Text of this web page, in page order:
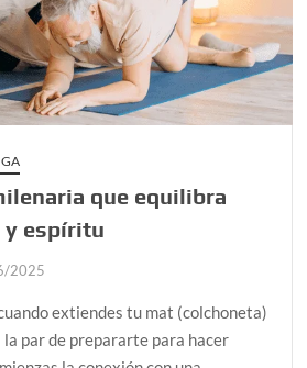
de Patria Boba a Colombia
frenar la ansiedad que
sexual en Colombia: así avanza
una fecha que sigue defendiendo
que equilibra
y espíritu
2025
extiendes tu mat (colchoneta)
la par de prepararte para hacer